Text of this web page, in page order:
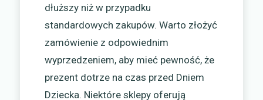
dłuższy niż w przypadku
standardowych zakupów. Warto złożyć
zamówienie z odpowiednim
wyprzedzeniem, aby mieć pewność, że
prezent dotrze na czas przed Dniem
Dziecka. Niektóre sklepy oferują